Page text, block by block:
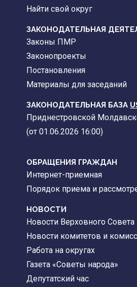
Найти свой округ
ЗАКОНОДАТЕЛЬНАЯ
Законы ПМР
Законопроекты
Постановления
Материалы для заседаний
ЗАКОНОДАТЕЛЬНАЯ БАЗА
Приднестровской
(от 01.06.2026 16:00)
ОБРАЩЕНИЯ ГРАЖДАН
Интернет-приемная
Порядок приема и
НОВОСТИ
Новости Верховного Совета
Новости комитетов и
Работа на округах
Газета «Советы народа»
Депутатский час